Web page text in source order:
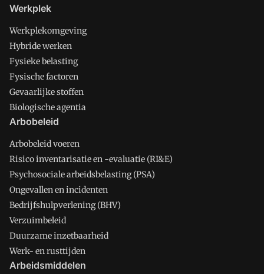
Werkplek
Werkplekomgeving
Hybride werken
Fysieke belasting
Fysische factoren
Gevaarlijke stoffen
Biologische agentia
Arbobeleid
Arbobeleid voeren
Risico inventarisatie en -evaluatie (RI&E)
Psychosociale arbeidsbelasting (PSA)
Ongevallen en incidenten
Bedrijfshulpverlening (BHV)
Verzuimbeleid
Duurzame inzetbaarheid
Werk- en rusttijden
Arbeidsmiddelen